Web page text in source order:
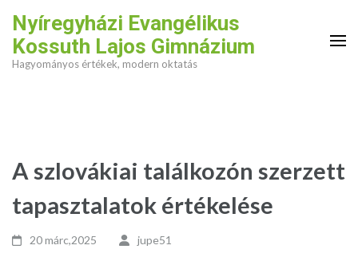
content
(Press
Nyíregyházi Evangélikus
Kossuth Lajos Gimnázium
Hagyományos értékek, modern oktatás
A szlovákiai találkozón szerzett
tapasztalatok értékelése
20 márc,2025 jupe51